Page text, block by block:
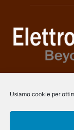
Usiamo cookie per
una copertura a 360°